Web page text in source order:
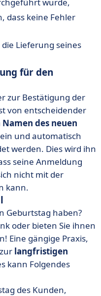
dass keine Fehler
Lieferung seines
für den
zur Bestätigung der
von entscheidender
des neuen
und automatisch
werden. Dies wird ihn
seine Anmeldung
nicht mit der
kann.
Geburtstag haben?
oder bieten Sie ihnen
Eine gängige Praxis,
langfristigen
kann Folgendes
des Kunden,